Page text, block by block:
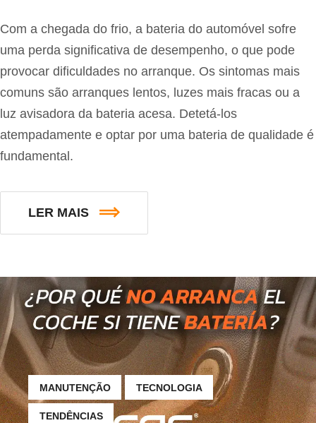
Com a chegada do frio, a bateria do automóvel sofre
uma perda significativa de desempenho, o que pode
provocar dificuldades no arranque. Os sintomas mais
comuns são arranques lentos, luzes mais fracas ou a
luz avisadora da bateria acesa. Detetá-los
atempadamente e optar por uma bateria de qualidade é
fundamental.
LER MAIS
MANUTENÇÃO TECNOLOGIA
TENDÊNCIAS